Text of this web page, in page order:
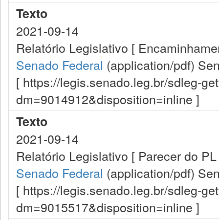
Texto
2021-09-14
Relatório Legislativo [
Senado Federal (application/pdf)
[ https://legis.senado.leg.br/sdleg-
dm=9014912&disposition=inline ]
Texto
2021-09-14
Relatório Legislativo [ Parecer do
Senado Federal (application/pdf)
[ https://legis.senado.leg.br/sdleg-
dm=9015517&disposition=inline ]